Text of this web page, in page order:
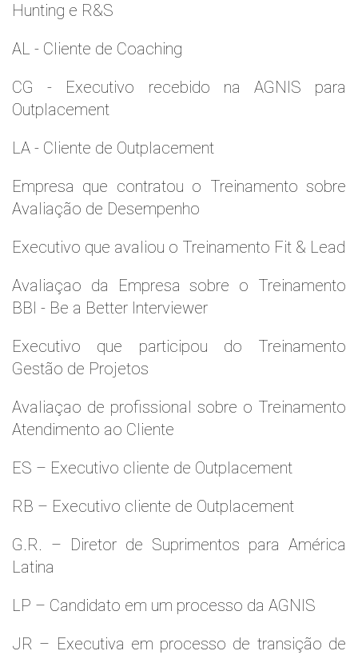
Hunting e R&S
AL - Cliente de Coaching
CG - Executivo recebido na AGNIS para
Outplacement
LA - Cliente de Outplacement
Empresa que contratou o Treinamento sobre
Avaliação de Desempenho
Executivo que avaliou o Treinamento Fit & Lead
Avaliaçao da Empresa sobre o Treinamento
BBI - Be a Better Interviewer
Executivo que participou do Treinamento
Gestão de Projetos
Avaliaçao de profissional sobre o Treinamento
Atendimento ao Cliente
ES – Executivo cliente de Outplacement
RB – Executivo cliente de Outplacement
G.R. – Diretor de Suprimentos para América
Latina
LP – Candidato em um processo da AGNIS
JR – Executiva em processo de transição de